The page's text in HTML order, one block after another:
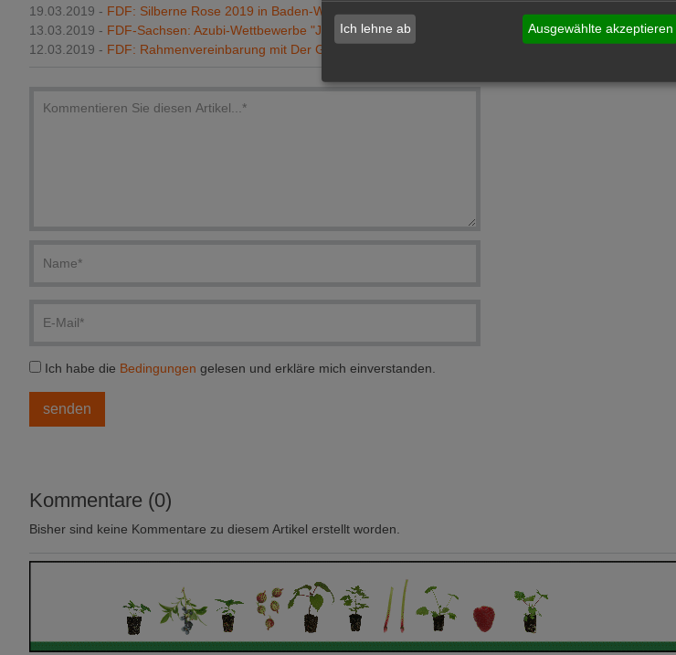
19.03.2019 - FDF: Silberne Rose 2019 in Baden-Württemberg
13.03.2019 - FDF-Sachsen: Azubi-Wettbewerbe "Juniorflorist"
12.03.2019 - FDF: Rahmenvereinbarung mit Der Grüne Punkt
Ich habe die Bedingungen gelesen und erkläre mich einverstanden.
Kommentare (0)
Bisher sind keine Kommentare zu diesem Artikel erstellt worden.
Ich lehne ab Ausgewählte akzeptieren